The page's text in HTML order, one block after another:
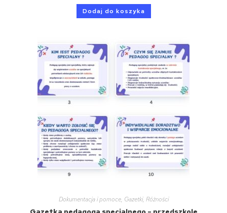
Dodaj do koszyka
Dokumentacja i pomoce, Gazetki, Różności